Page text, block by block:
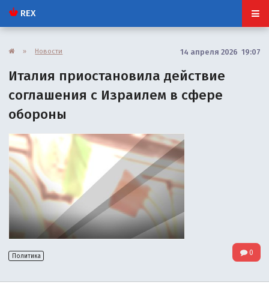
REX
» Новости 14 апреля 2026 19:07
Италия приостановила действие
соглашения с Израилем в сфере
обороны
Политика 0